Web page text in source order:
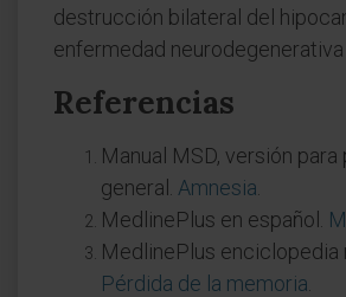
destrucción bilateral del
enfermedad neurodegenerativa
Referencias
Manual MSD, versión para
general. Amnesia
MedlinePlus en español.
MedlinePlus enciclopedia
Pérdida de la memoria